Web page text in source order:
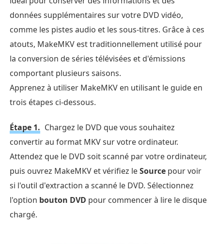
données supplémentaires sur votre DVD vidéo,
comme les pistes audio et les sous-titres. Grâce à ces
atouts, MakeMKV est traditionnellement utilisé pour
la conversion de séries télévisées et d'émissions
comportant plusieurs saisons.
Apprenez à utiliser MakeMKV en utilisant le guide en
trois étapes ci-dessous.
Étape 1. Chargez le DVD que vous souhaitez
convertir au format MKV sur votre ordinateur.
Attendez que le DVD soit scanné par votre ordinateur,
puis ouvrez MakeMKV et vérifiez leSource pour voir
si l'outil d'extraction a scanné le DVD. Sélectionnez
l'option bouton DVD pour commencer à lire le disque
chargé.